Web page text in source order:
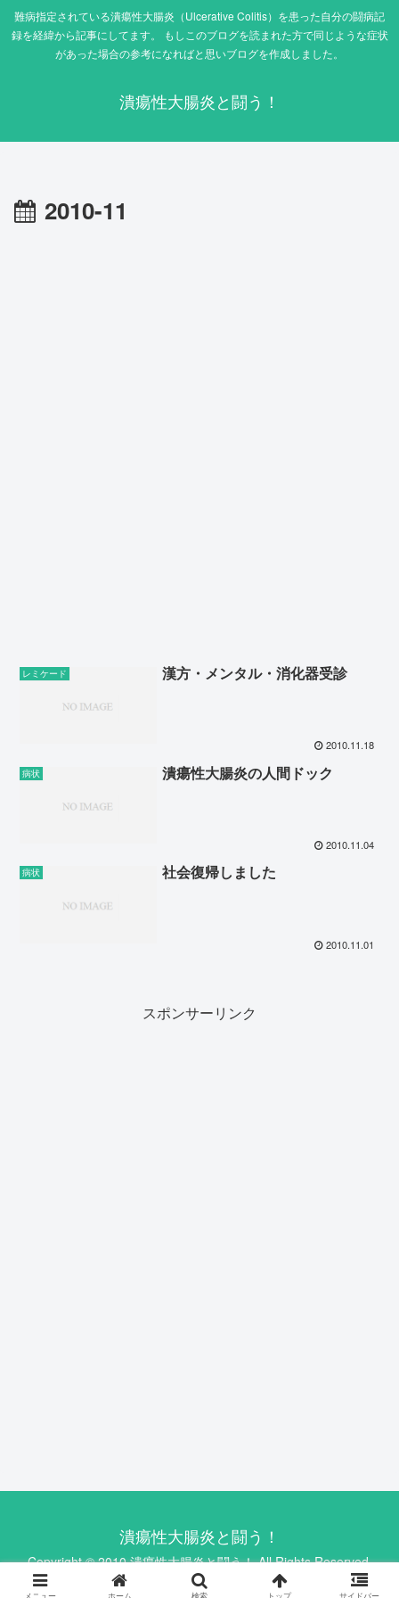
難病指定されている潰瘍性大腸炎（Ulcerative Colitis）を患った自分の闘病記
録を経緯から記事にしてます。 もしこのブログを読まれた方で同じような症状
があった場合の参考になればと思いブログを作成しました。
潰瘍性大腸炎と闘う！
2010-11
レミケード 漢方・メンタル・消化器受診
2010.11.18
病状 潰瘍性大腸炎の人間ドック
2010.11.04
病状 社会復帰しました
2010.11.01
スポンサーリンク
潰瘍性大腸炎と闘う！
Copyright © 2010 潰瘍性大腸炎と闘う！ All Rights Reserved.